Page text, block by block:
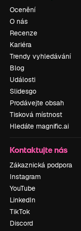
Ocenění
O nás
Recenze
Kariéra
Trendy vyhledávání
Blog
Události
Slidesgo
Prodávejte obsah
Tisková místnost
Hledáte magnific.ai
Kontaktujte nás
Zákaznická podpora
Instagram
YouTube
LinkedIn
TikTok
Discord